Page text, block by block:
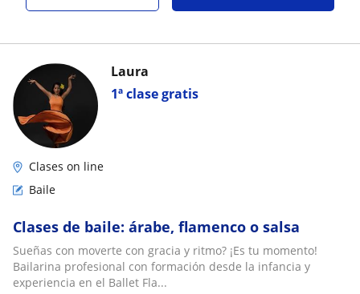
1ª clase gratis
Laura
Clases on line
Baile
Clases de baile: árabe, flamenco o salsa
Sueñas con moverte con gracia y ritmo? ¡Es tu momento!
Bailarina profesional con formación desde la infancia y
experiencia en el Ballet Fla...